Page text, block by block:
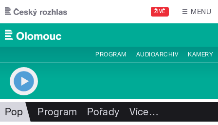
Přejít k hlavnímu obsahu
ŽIVĚ MENU
PROGRAM AUDIOARCHIV KAMERY
Pop Program Pořady Více…